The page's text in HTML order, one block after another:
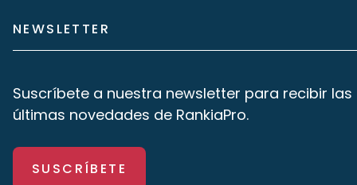
NEWSLETTER
Suscríbete a nuestra newsletter para recibir las
últimas novedades de RankiaPro.
SUSCRÍBETE